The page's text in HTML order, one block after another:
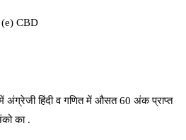
CBD
हिंदी व गणित में औसत 60 अंक प्राप्त
कुल अंको का .